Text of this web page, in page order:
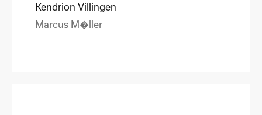
Kendrion Villingen
Marcus M�ller